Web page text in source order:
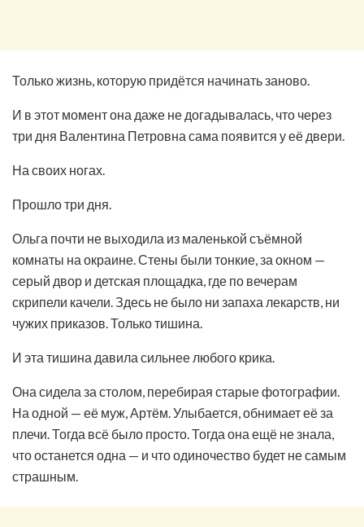
Только жизнь, которую придётся начинать заново.
И в этот момент она даже не догадывалась, что через
три дня Валентина Петровна сама появится у её двери.
На своих ногах.
Прошло три дня.
Ольга почти не выходила из маленькой съёмной
комнаты на окраине. Стены были тонкие, за окном —
серый двор и детская площадка, где по вечерам
скрипели качели. Здесь не было ни запаха лекарств, ни
чужих приказов. Только тишина.
И эта тишина давила сильнее любого крика.
Она сидела за столом, перебирая старые фотографии.
На одной — её муж, Артём. Улыбается, обнимает её за
плечи. Тогда всё было просто. Тогда она ещё не знала,
что останется одна — и что одиночество будет не самым
страшным.